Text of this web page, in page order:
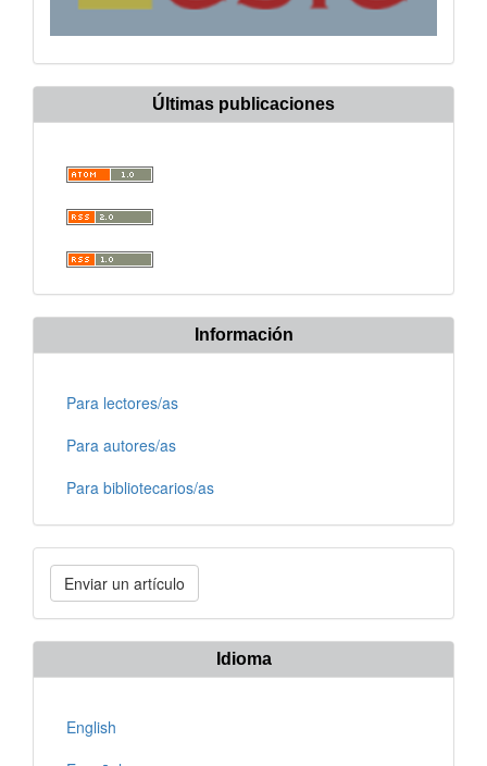
Últimas publicaciones
Información
Para lectores/as
Para autores/as
Para bibliotecarios/as
Enviar
un
artículo
Enviar un artículo
Idioma
English